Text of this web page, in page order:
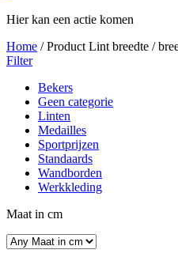
Hier kan een actie komen
Home / Product Lint breedte /
Filter
Bekers
Geen categorie
Linten
Medailles
Sportprijzen
Standaards
Wandborden
Werkkleding
Maat in cm